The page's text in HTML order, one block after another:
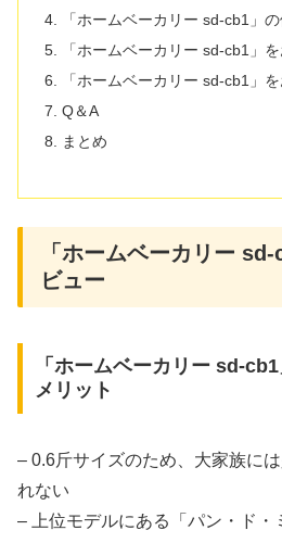
「ホームベーカリー sd-cb1」
「ホームベーカリー sd-cb1」
「ホームベーカリー sd-cb1」
Q＆A
まとめ
「ホームベーカリー
ビュー
「ホームベーカリー sd-
メリット
– 0.6斤サイズのため、大家族に
れない
– 上位モデルにある「パン・ド・